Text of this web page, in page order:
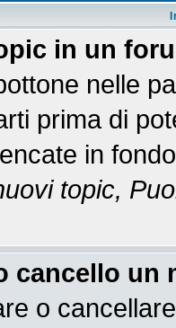
in un
nelle
prima di
in
topic,
cancello un
o